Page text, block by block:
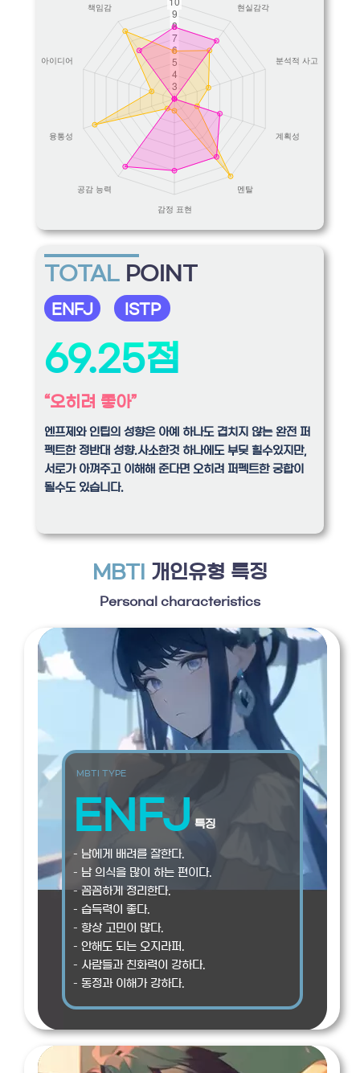
TOTAL POINT
ENFJ ISTP
69.25점
“오히려 좋아”
엔프제와 인팁의 성향은 아예 하나도 겹치지 않는 완전 퍼
펙트한 정반대 성향.사소한것 하나에도 부딪 힐수있지만,
서로가 아껴주고 이해해 준다면 오히려 퍼펙트한 궁합이
될수도 있습니다.
MBTI 개인유형 특징
Personal characteristics
MBTI TYPE
ENFJ 특징
– 남에게 배려를 잘한다.
– 남 의식을 많이 하는 편이다.
– 꼼꼼하게 정리한다.
– 습득력이 좋다.
– 항상 고민이 많다.
– 안해도 되는 오지라퍼.
– 사람들과 친화력이 강하다.
– 동정과 이해가 강하다.